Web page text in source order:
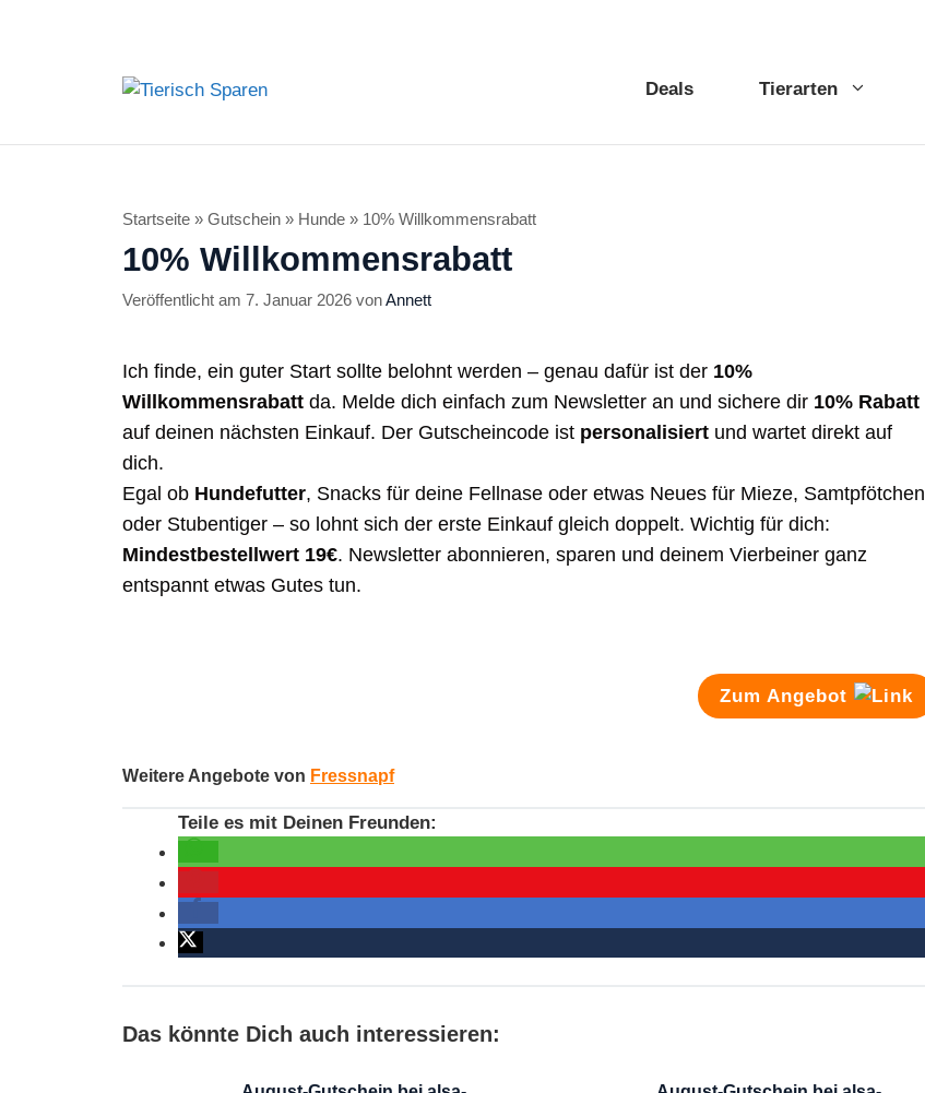
Deals Tierarten
Startseite » Gutschein » Hunde » 10% Willkommensrabatt
10% Willkommensrabatt
7. Januar 2026 vonAnnett
Ich finde, ein guter Start sollte belohnt werden – genau dafür ist der 10%
Willkommensrabatt da. Melde dich einfach zum Newsletter an und sichere dir 10% Rabatt
auf deinen nächsten Einkauf. Der Gutscheincode ist personalisiert und wartet direkt auf
dich.
Egal ob Hundefutter, Snacks für deine Fellnase oder etwas Neues für Mieze, Samtpfötchen
oder Stubentiger – so lohnt sich der erste Einkauf gleich doppelt. Wichtig für dich:
Mindestbestellwert 19€. Newsletter abonnieren, sparen und deinem Vierbeiner ganz
entspannt etwas Gutes tun.
Zum Angebot
Weitere Angebote von Fressnapf
Das könnte Dich auch interessieren: